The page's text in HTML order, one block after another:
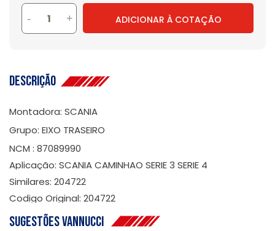
- + ADICIONAR À COTAÇÃO
Descrição
Montadora: SCANIA
Grupo: EIXO TRASEIRO
NCM : 87089990
Aplicação: SCANIA CAMINHAO SERIE 3 SERIE 4
Similares: 204722
Codigo Original: 204722
Sugestões Vannucci